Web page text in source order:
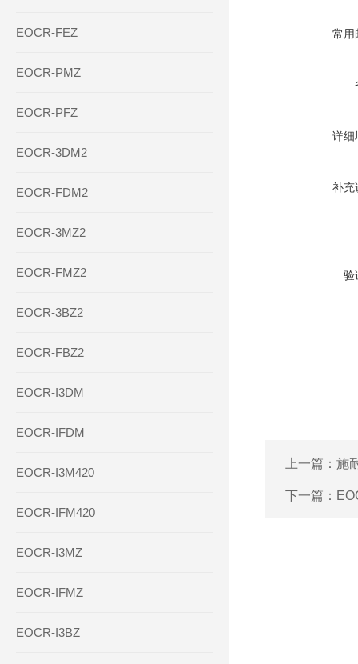
EOCR-FEZ
EOCR-PMZ
EOCR-PFZ
EOCR-3DM2
EOCR-FDM2
EOCR-3MZ2
EOCR-FMZ2
EOCR-3BZ2
EOCR-FBZ2
EOCR-I3DM
EOCR-IFDM
EOCR-I3M420
EOCR-IFM420
EOCR-I3MZ
EOCR-IFMZ
EOCR-I3BZ
常用
详细
补充
验
上一篇： 施
下一篇：